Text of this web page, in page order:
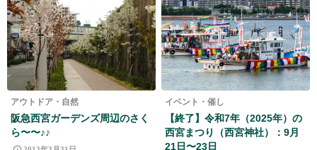
アウトドア・自然
阪急西宮ガーデンズ周辺のさく
ら〜〜♪♪
イベント・催し
【終了】令和7年（2025年）の
西宮まつり（西宮神社）：9月
21日〜23日